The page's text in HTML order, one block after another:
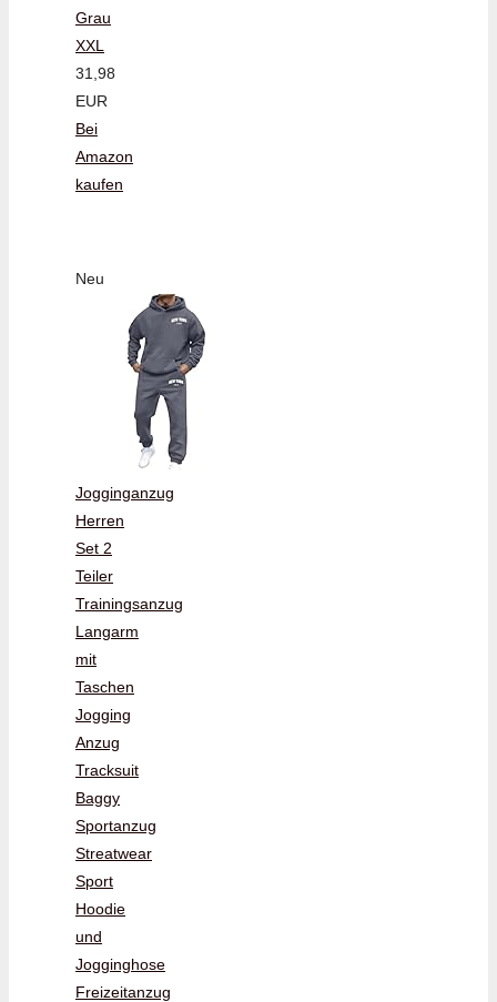
Grau
XXL
31,98
EUR
Bei
Amazon
kaufen
Neu
Jogginganzug
Herren
Set 2
Teiler
Trainingsanzug
Langarm
mit
Taschen
Jogging
Anzug
Tracksuit
Baggy
Sportanzug
Streatwear
Sport
Hoodie
und
Jogginghose
Freizeitanzug